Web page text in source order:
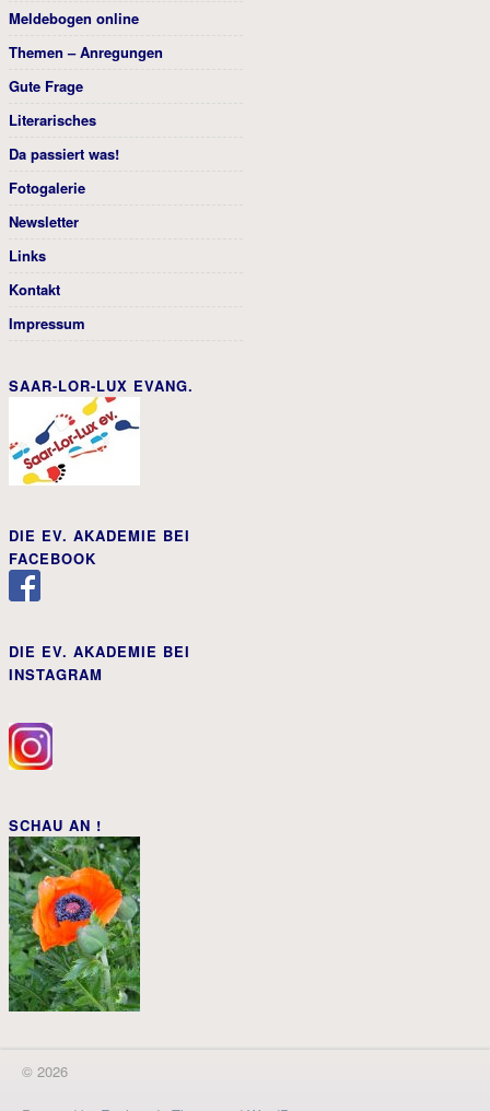
Meldebogen online
Themen – Anregungen
Gute Frage
Literarisches
Da passiert was!
Fotogalerie
Newsletter
Links
Kontakt
Impressum
SAAR-LOR-LUX EVANG.
DIE EV. AKADEMIE BEI
FACEBOOK
DIE EV. AKADEMIE BEI
INSTAGRAM
SCHAU AN !
© 2026